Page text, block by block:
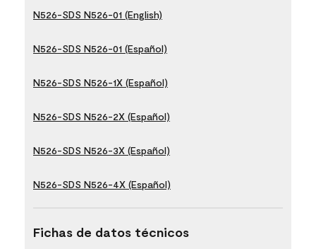
N526-SDS N526-01 (English)
N526-SDS N526-01 (Español)
N526-SDS N526-1X (Español)
N526-SDS N526-2X (Español)
N526-SDS N526-3X (Español)
N526-SDS N526-4X (Español)
Fichas de datos técnicos